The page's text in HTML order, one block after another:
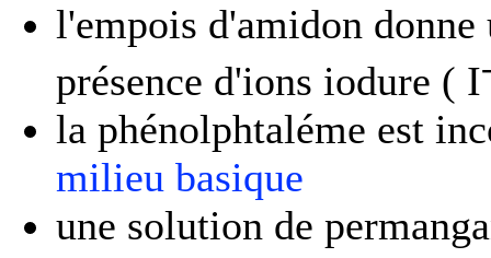
l'empois d'amidon donne
présence d'ions iodure ( I
la phénolphtaléme est
milieu basique
une solution de